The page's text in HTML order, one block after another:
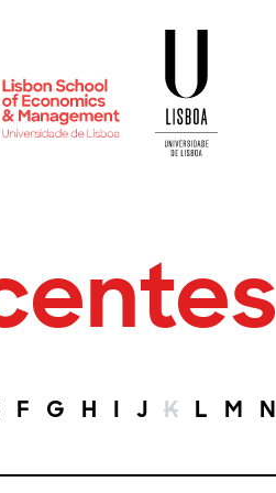
F G H I J K L M N